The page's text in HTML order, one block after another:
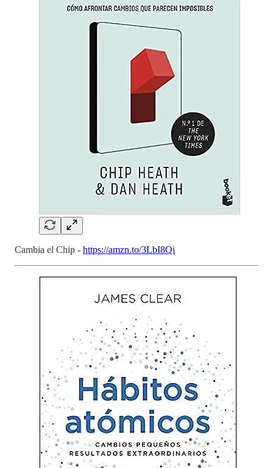
Cambia el Chip - https://amzn.to/3LbI8Qi